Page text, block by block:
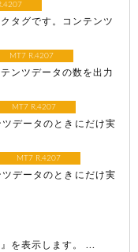
タグです。コンテンツ
MT7 R.4207
ンツデータの数を出力
MT7 R.4207
データのときにだけ実
MT7 R.4207
データのときにだけ実
を表示します。 ...